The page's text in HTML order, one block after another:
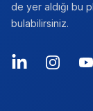
de yer aldığı bu
bulabilirsiniz.
LinkedInInstagram